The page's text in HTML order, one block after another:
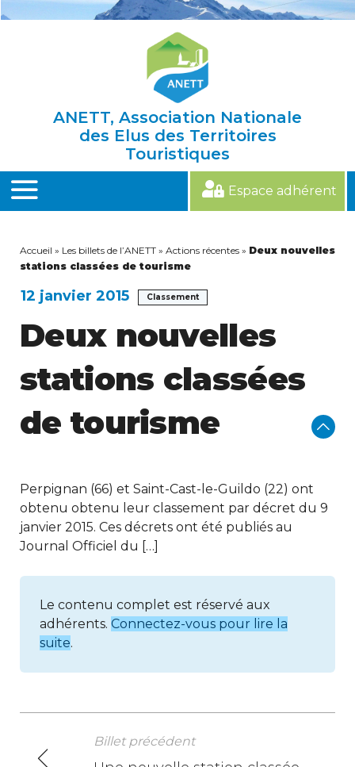
ANETT, Association Nationale
des Elus des Territoires
Touristiques
MENU
Espace adhérent
Accueil » Les billets de l’ANETT » Actions récentes » Deux nouvelles
stations classées de tourisme
12 janvier 2015 Classement
Deux nouvelles
stations classées
de tourisme
Perpignan (66) et Saint-Cast-le-Guildo (22) ont
obtenu obtenu leur classement par décret du 9
janvier 2015. Ces décrets ont été publiés au
Journal Officiel du […]
Le contenu complet est réservé aux
adhérents. Connectez-vous pour lire la
suite.
Billet précédent